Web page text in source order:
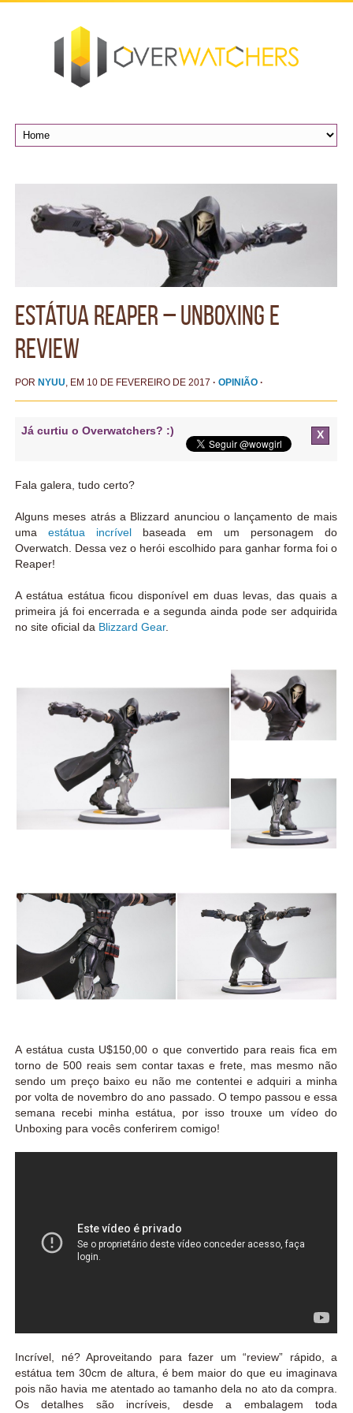
Estátua Reaper – Unboxing e
Review
POR NYUU, EM 10 DE FEVEREIRO DE 2017 · OPINIÃO ·
Já curtiu o Overwatchers? :) X
Fala galera, tudo certo?
Alguns meses atrás a Blizzard anunciou o lançamento de mais
uma estátua incrível baseada em um personagem do
Overwatch. Dessa vez o herói escolhido para ganhar forma foi o
Reaper!
A estátua estátua ficou disponível em duas levas, das quais a
primeira já foi encerrada e a segunda ainda pode ser adquirida
no site oficial da Blizzard Gear.
A estátua custa U$150,00 o que convertido para reais fica em
torno de 500 reais sem contar taxas e frete, mas mesmo não
sendo um preço baixo eu não me contentei e adquiri a minha
por volta de novembro do ano passado. O tempo passou e essa
semana recebi minha estátua, por isso trouxe um vídeo do
Unboxing para vocês conferirem comigo!
Incrível, né? Aproveitando para fazer um “review” rápido, a
estátua tem 30cm de altura, é bem maior do que eu imaginava
pois não havia me atentado ao tamanho dela no ato da compra.
Os detalhes são incríveis, desde a embalagem toda